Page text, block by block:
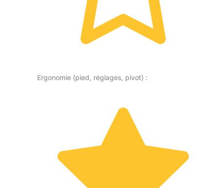
Ergonomie (pied, réglages, pivot) :